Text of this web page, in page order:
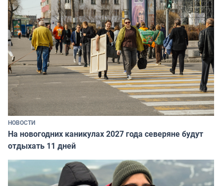
НОВОСТИ
На новогодних каникулах 2027 года северяне будут
отдыхать 11 дней